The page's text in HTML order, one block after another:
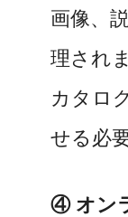
画像、
理され
カタロ
せる必
④ オン